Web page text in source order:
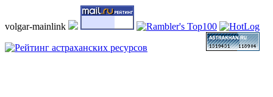
volgar-mainlink